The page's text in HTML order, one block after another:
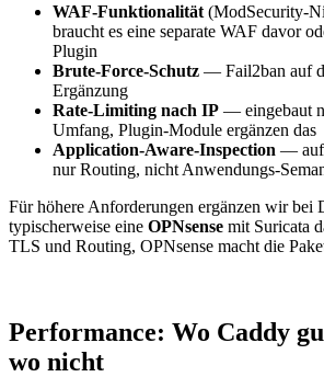
WAF-Funktionalität (ModSecurity-
braucht es eine separate WAF davor
Plugin
Brute-Force-Schutz — Fail2ban auf
Ergänzung
Rate-Limiting nach IP — eingebaut
Umfang, Plugin-Module ergänzen das
Application-Aware-Inspection — auf
nur Routing, nicht Anwendungs-
Für höhere Anforderungen ergänzen wir
typischerweise eine OPNsense mit Suricata
TLS und Routing, OPNsense macht die
Performance: Wo Caddy
wo nicht